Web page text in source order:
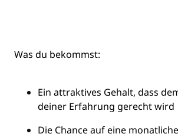
Was du bekommst:
Ein attraktives Gehalt, dass
deiner Erfahrung gerecht wird
Die Chance auf eine